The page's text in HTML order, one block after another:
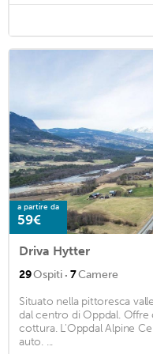
a partire da
59€
Driva Hytter
29Ospiti · 7Camere
Situato nella pittoresca
dal centro di Oppdal.
cottura. L'Oppdal Alpine
auto. ...